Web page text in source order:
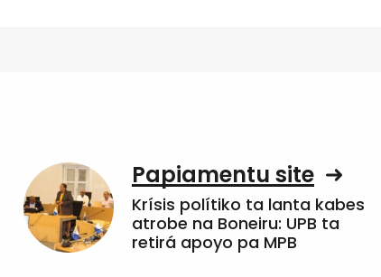
Papiamentu site
Krísis polítiko ta lanta kabes
atrobe na Boneiru: UPB ta
retirá apoyo pa MPB